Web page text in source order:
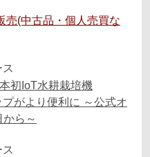
売(中古品・個人売買な
初IoT水耕栽培機
プがより便利に ～公式オ
ら～